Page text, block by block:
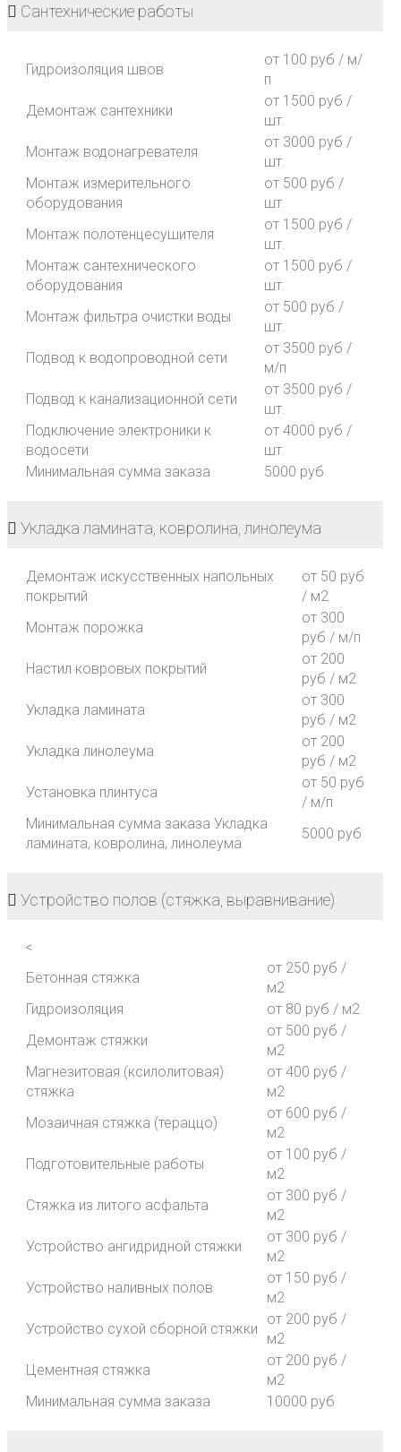
Сантехнические работы
Гидроизоляция швов
от 100 руб / м/
п
Демонтаж сантехники
от 1500 руб /
шт.
Монтаж водонагревателя
от 3000 руб /
шт.
Монтаж измерительного
оборудования
от 500 руб /
шт.
Монтаж полотенцесушителя
от 1500 руб /
шт.
Монтаж сантехнического
оборудования
от 1500 руб /
шт.
Монтаж фильтра очистки воды
от 500 руб /
шт.
Подвод к водопроводной сети
от 3500 руб /
м/п
Подвод к канализационной сети
от 3500 руб /
шт.
Подключение электроники к
водосети
от 4000 руб /
шт.
Минимальная сумма заказа
5000 руб
Укладка ламината, ковролина, линолеума
Демонтаж искусственных напольных
покрытий
от 50 руб
/ м2
Монтаж порожка
от 300
руб / м/п
Настил ковровых покрытий
от 200
руб / м2
Укладка ламината
от 300
руб / м2
Укладка линолеума
от 200
руб / м2
Установка плинтуса
от 50 руб
/ м/п
Минимальная сумма заказа Укладка
ламината, ковролина, линолеума
5000 руб
Устройство полов (стяжка, выравнивание)
<
Бетонная стяжка
от 250 руб /
м2
Гидроизоляция
от 80 руб / м2
Демонтаж стяжки
от 500 руб /
м2
Магнезитовая (ксилолитовая)
стяжка
от 400 руб /
м2
Мозаичная стяжка (тераццо)
от 600 руб /
м2
Подготовительные работы
от 100 руб /
м2
Стяжка из литого асфальта
от 300 руб /
м2
Устройство ангидридной стяжки
от 300 руб /
м2
Устройство наливных полов
от 150 руб /
м2
Устройство сухой сборной стяжки
от 200 руб /
м2
Цементная стяжка
от 200 руб /
м2
Минимальная сумма заказа
10000 руб